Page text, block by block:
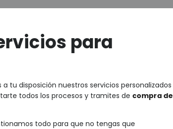
para
tu disposición nuestros servicios personalizados
todos los procesos y tramites de compra de
todo para que no tengas que